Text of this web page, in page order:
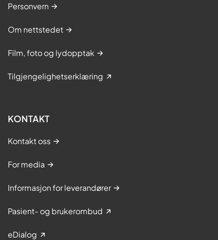
Personvern
Om nettstedet
Film, foto og lydopptak
Tilgjengelighetserklæring
KONTAKT
Kontakt oss
For media
Informasjon for leverandører
Pasient- og brukerombud
eDialog